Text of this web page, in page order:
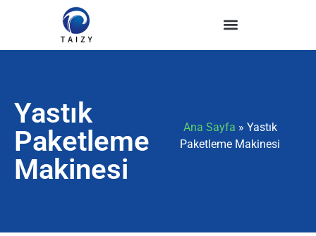
Yastık
Paketleme
Makinesi
Ana Sayfa » Yastık
Paketleme Makinesi